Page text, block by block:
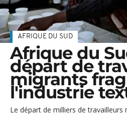
AFRIQUE DU SUD
Afrique du
départ de
migrants
l'industrie
Le départ de milliers de travailleurs